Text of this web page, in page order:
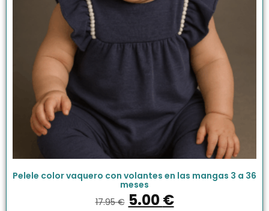
Pelele color vaquero con volantes en las mangas 3 a 36
meses
17.95€ 5.00€